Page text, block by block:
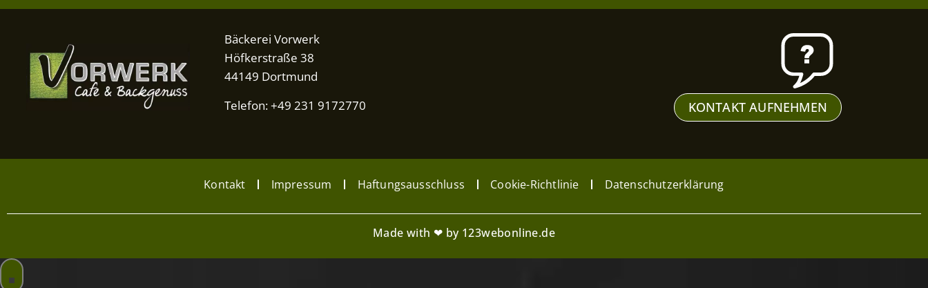
Bäckerei Vorwerk
Höfkerstraße 38
44149 Dortmund
Telefon: +49 231 9172770
KONTAKT AUFNEHMEN
Kontakt Impressum Haftungsausschluss Cookie-Richtlinie Datenschutzerklärung
Made with ❤ by 123webonline.de